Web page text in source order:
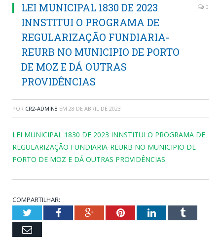
LEI MUNICIPAL 1830 DE 2023
INNSTITUI O PROGRAMA DE
REGULARIZAÇÃO FUNDIARIA-
REURB NO MUNICIPIO DE PORTO
DE MOZ E DÁ OUTRAS
PROVIDÊNCIAS
0
POR CR2-ADMIN8 EM 28 DE ABRIL DE 2023
LEI MUNICIPAL 1830 DE 2023 INNSTITUI O PROGRAMA DE
REGULARIZAÇÃO FUNDIARIA-REURB NO MUNICIPIO DE
PORTO DE MOZ E DÁ OUTRAS PROVIDÊNCIAS
COMPARTILHAR:
TwitterFacebookGoogle+PinterestLinkedInTumblr
Email